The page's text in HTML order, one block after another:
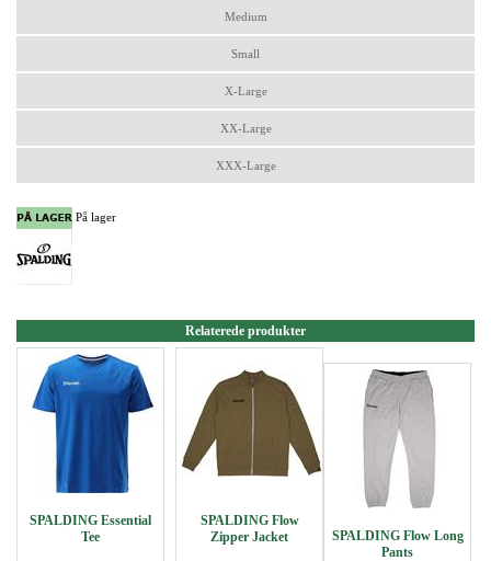
Medium
Small
X-Large
XX-Large
XXX-Large
På lager
Relaterede produkter
SPALDING Essential
Tee
SPALDING Flow
Zipper Jacket
SPALDING Flow Long
Pants